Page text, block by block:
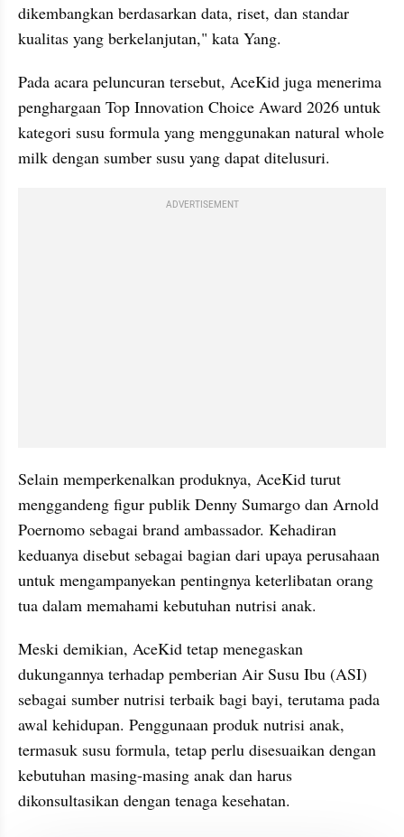
dikembangkan berdasarkan data, riset, dan standar
kualitas yang berkelanjutan," kata Yang.
Pada acara peluncuran tersebut, AceKid juga menerima
penghargaan Top Innovation Choice Award 2026 untuk
kategori susu formula yang menggunakan natural whole
milk dengan sumber susu yang dapat ditelusuri.
ADVERTISEMENT
Selain memperkenalkan produknya, AceKid turut
menggandeng figur publik Denny Sumargo dan Arnold
Poernomo sebagai brand ambassador. Kehadiran
keduanya disebut sebagai bagian dari upaya perusahaan
untuk mengampanyekan pentingnya keterlibatan orang
tua dalam memahami kebutuhan nutrisi anak.
Meski demikian, AceKid tetap menegaskan
dukungannya terhadap pemberian Air Susu Ibu (ASI)
sebagai sumber nutrisi terbaik bagi bayi, terutama pada
awal kehidupan. Penggunaan produk nutrisi anak,
termasuk susu formula, tetap perlu disesuaikan dengan
kebutuhan masing-masing anak dan harus
dikonsultasikan dengan tenaga kesehatan.